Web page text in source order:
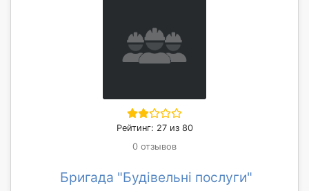
Рейтинг: 27 из 80
0 отзывов
Бригада "Будівельні послуги"